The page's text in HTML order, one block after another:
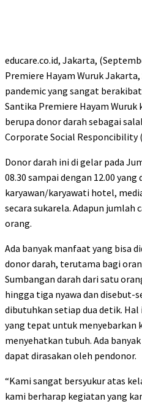
educare.co.id, Jakarta,
Premiere Hayam Wuruk
pandemic yang sangat
Santika Premiere Hayam
berupa donor darah sebagai
Corporate Social Responcibility
Donor darah ini di gelar pada
08.30 sampai dengan 12.00
karyawan/karyawati hotel,
secara sukarela. Adapun jumlah
orang.
Ada banyak manfaat yang bisa
donor darah, terutama bagi
Sumbangan darah dari satu
hingga tiga nyawa dan disebut-
dibutuhkan setiap dua detik.
yang tepat untuk menyebarkan
menyehatkan tubuh. Ada
dapat dirasakan oleh pendonor.
“Kami sangat bersyukur atas
kami berharap kegiatan yang